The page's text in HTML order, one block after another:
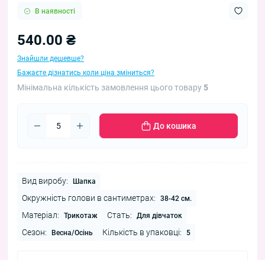
В наявності
540.00 ₴
Знайшли дешевше?
Бажаєте дізнатись коли ціна зміниться?
Мінімальна кількість замовлення цього товару 5
До кошика
Вид виробу: Шапка
Окружність голови в сантиметрах: 38-42 см.
Матеріал: Трикотаж Стать: Для дівчаток
Сезон: Весна/Осінь Кількість в упаковці: 5